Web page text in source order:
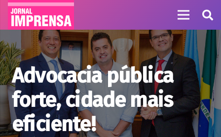
Advocacia pública
forte, cidade mais
eficiente!